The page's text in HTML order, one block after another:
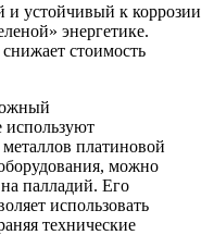
устойчивый к коррозии
энергетике.
стоимость
используют
платиновой
можно
палладий. Его
использовать
технические